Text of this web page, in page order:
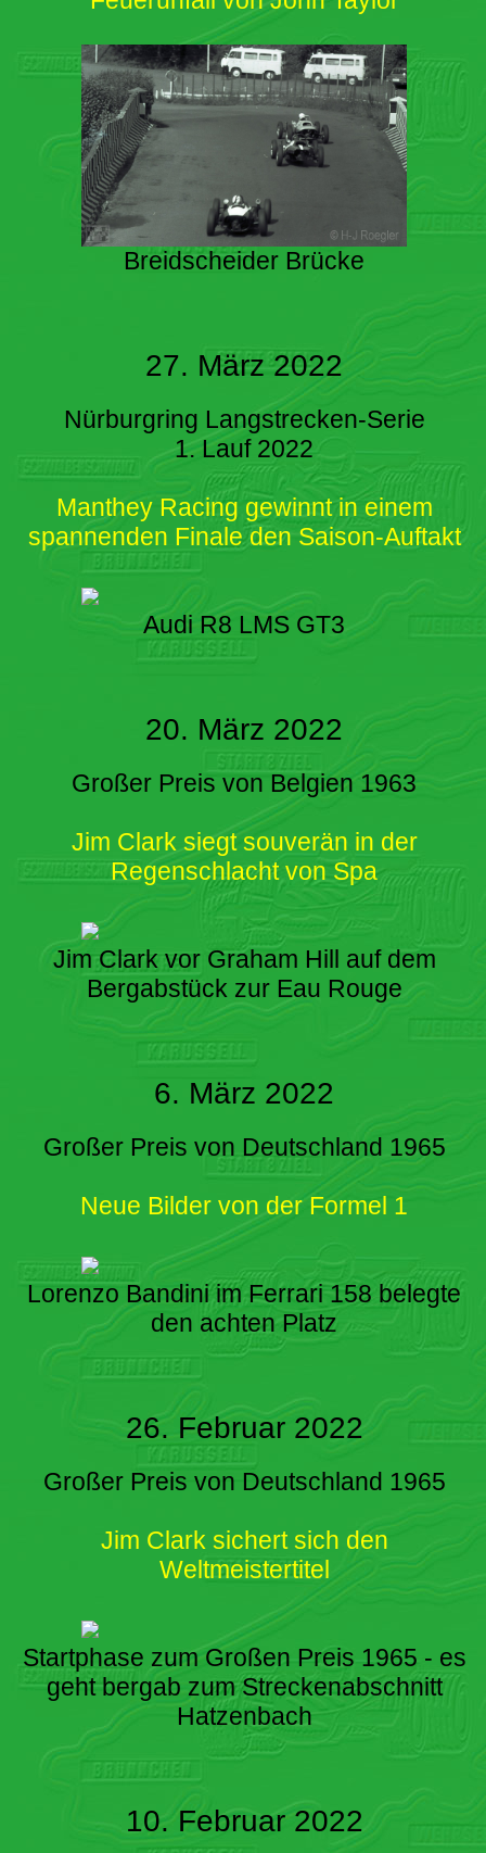
Breidscheider Brücke
27. März 2022
Nürburgring Langstrecken-Serie
1. Lauf 2022
Manthey Racing gewinnt in einem
spannenden Finale den Saison-Auftakt
Audi R8 LMS GT3
20. März 2022
Großer Preis von Belgien 1963
Jim Clark siegt souverän in der
Regenschlacht von Spa
Jim Clark vor Graham Hill auf dem
Bergabstück zur Eau Rouge
6. März 2022
Großer Preis von Deutschland 1965
Neue Bilder von der Formel 1
Lorenzo Bandini im Ferrari 158 belegte
den achten Platz
26. Februar 2022
Großer Preis von Deutschland 1965
Jim Clark sichert sich den
Weltmeistertitel
Startphase zum Großen Preis 1965 - es
geht bergab zum Streckenabschnitt
Hatzenbach
10. Februar 2022